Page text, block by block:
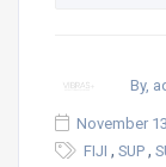
By,
November
FIJI , SUP ,